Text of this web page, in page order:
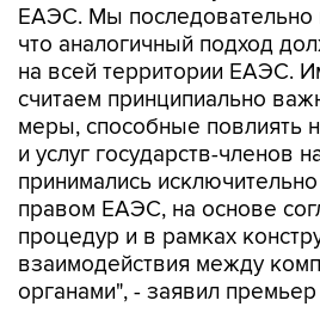
ЕАЭС. Мы последовательно
что аналогичный подход
на всей территории ЕАЭС.
считаем принципиально
меры, способные повлиять
и услуг государств-членов
принимались
правом ЕАЭС, на основе
процедур и в рамках
взаимодействия между
органами", - заявил